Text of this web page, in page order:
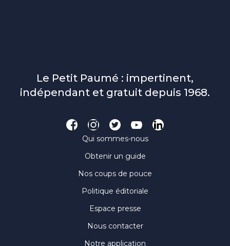
Le Petit Paumé : impertinent,
indépendant et gratuit depuis 1968.
Qui sommes-nous
Obtenir un guide
Nos coups de pouce
Politique éditoriale
Espace presse
Nous contacter
Notre application